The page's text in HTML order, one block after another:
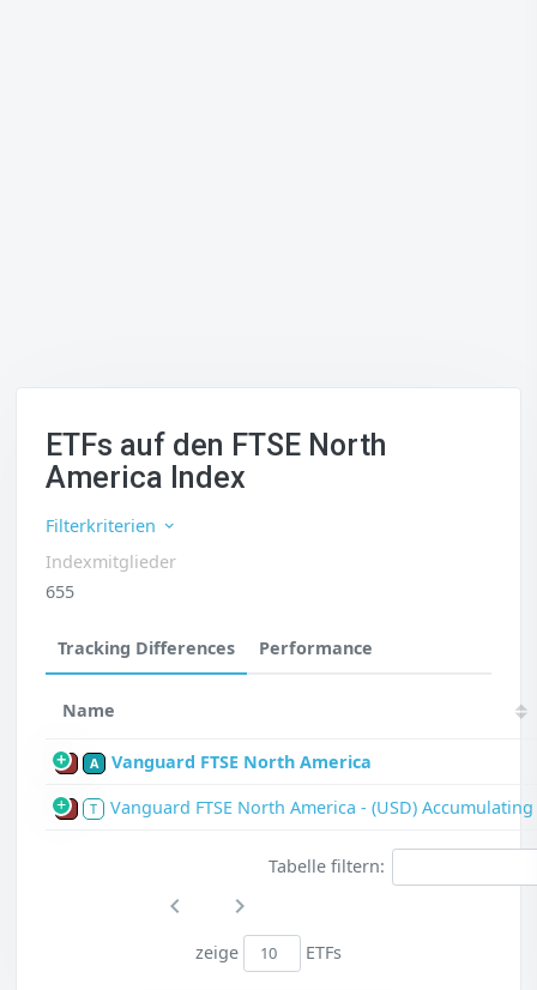
ETFs auf den FTSE North
America Index
Filterkriterien
Indexmitglieder
655
Tracking Differences Performance
Name
P A Vanguard FTSE North America
P T Vanguard FTSE North America - (USD) Accumulating
Tabelle filtern:
zeige ETFs